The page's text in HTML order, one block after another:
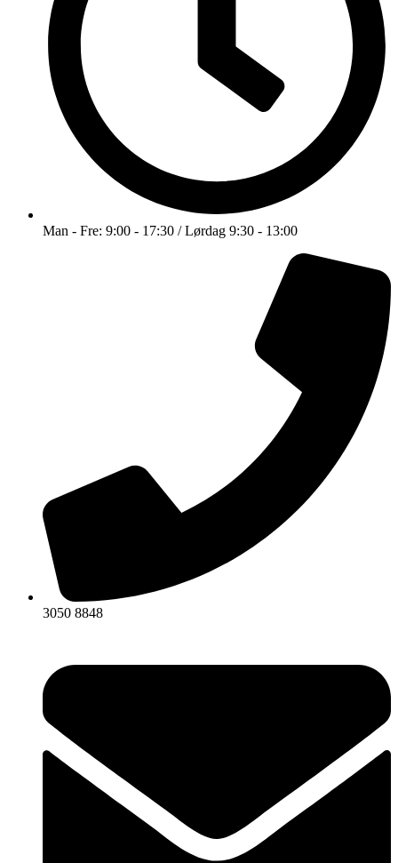
Man - Fre: 9:00 - 17:30 / Lørdag 9:30 - 13:00
3050 8848